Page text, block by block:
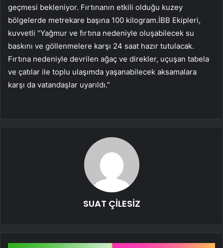
geçmesi bekleniyor. Fırtınanın etkili olduğu kuzey
bölgelerde metrekare başına 100 kilogram.İBB Ekipleri,
kuvvetli “Yağmur ve fırtına nedeniyle oluşabilecek su
baskını ve göllenmelere karşı 24 saat hazır tutulacak.
Fırtına nedeniyle devrilen ağaç ve direkler, uçuşan tabela
ve çatılar ile toplu ulaşımda yaşanabilecek aksamalara
karşı da vatandaşlar uyarıldı.”
SUAT ÇİLESİZ